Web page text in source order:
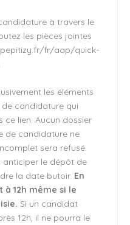
à travers le
les pièces jointes
fr/aap/quick-
les éléments
de candidature qui
ce lien. Aucun dossier
de candidature ne
sera refusé.
anticiper le dépôt de
la date butoir. En
12h même si le
Si un candidat
12h, il ne pourra le